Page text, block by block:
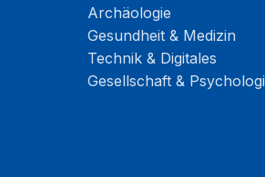
Archäologie
Gesundheit & Medizin
Technik & Digitales
Gesellschaft &